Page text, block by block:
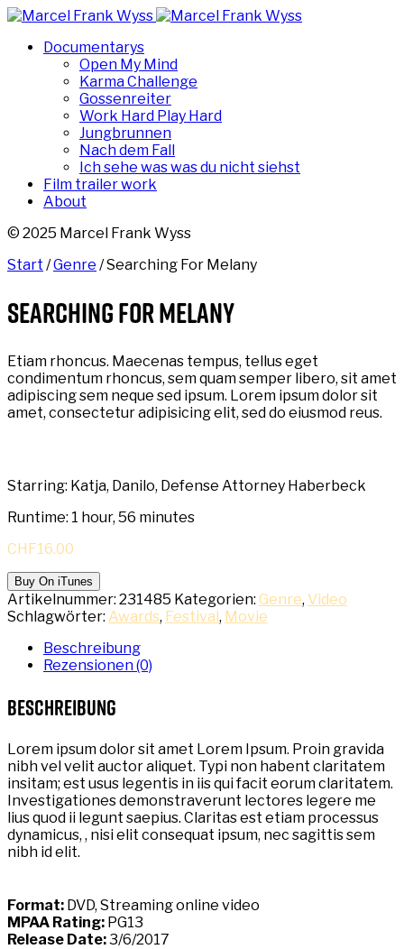
Documentarys
Open My Mind
Karma Challenge
Gossenreiter
Work Hard Play Hard
Jungbrunnen
Nach dem Fall
Ich sehe was was du nicht siehst
Film trailer work
About
© 2025 Marcel Frank Wyss
Start /Genre / Searching For Melany
Searching For Melany
Etiam rhoncus. Maecenas tempus, tellus eget
condimentum rhoncus, sem quam semper libero, sit amet
adipiscing sem neque sed ipsum. Lorem ipsum dolor sit
amet, consectetur adipisicing elit, sed do eiusmod reus.
Starring: Katja, Danilo, Defense Attorney Haberbeck
Runtime: 1 hour, 56 minutes
CHF16.00
Buy On iTunes
Artikelnummer: 231485 Kategorien: Genre, Video
Schlagwörter: Awards, Festival, Movie
Beschreibung
Rezensionen (0)
Beschreibung
Lorem ipsum dolor sit amet Lorem Ipsum. Proin gravida
nibh vel velit auctor aliquet. Typi non habent claritatem
insitam; est usus legentis in iis qui facit eorum claritatem.
Investigationes demonstraverunt lectores legere me
lius quod ii legunt saepius. Claritas est etiam processus
dynamicus, , nisi elit consequat ipsum, nec sagittis sem
nibh id elit.
Format: DVD, Streaming online video
MPAA Rating: PG13
Release Date:3/6/2017